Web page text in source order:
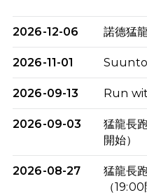
2026-12-06 諾德猛
2026-11-01
2026-09-13 Run
2026-09-03
猛龍長
開始）
2026-08-27
猛龍長
（19:00